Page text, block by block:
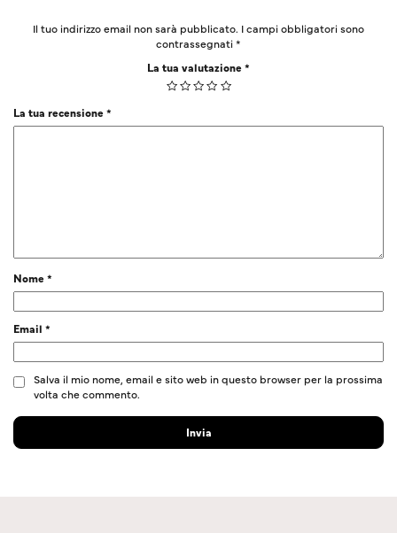
Il tuo indirizzo email non sarà pubblicato. I campi obbligatori sono
contrassegnati*
La tua valutazione*
La tua recensione*
Nome*
Email *
Salva il mio nome, email e sito web in questo browser per la prossima
volta che commento.